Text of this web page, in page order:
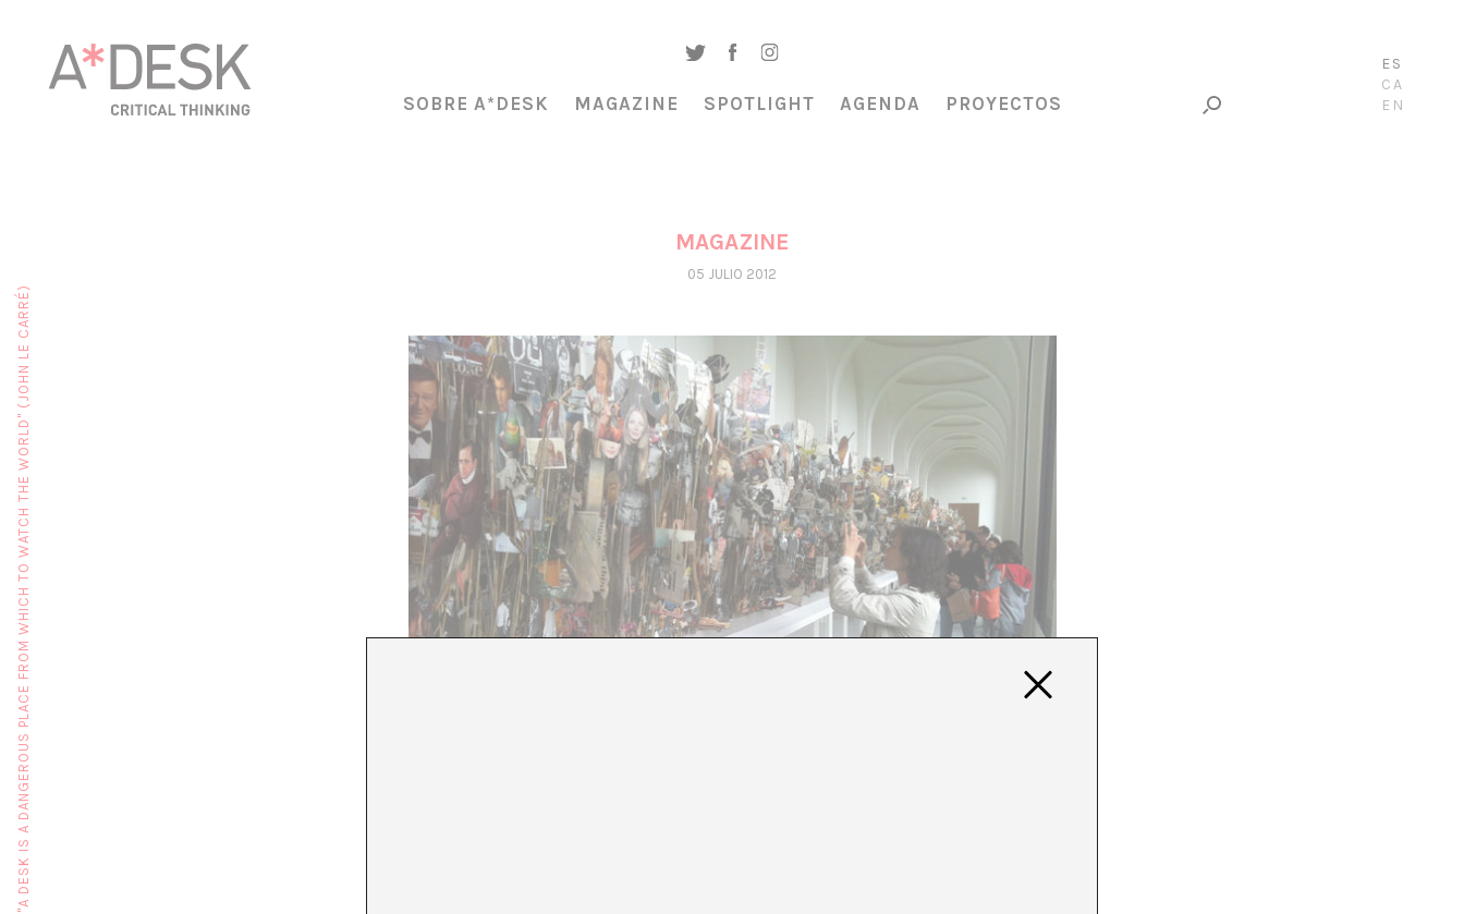
ES
CA
EN
SOBRE A*DESK MAGAZINE SPOTLIGHT AGENDA PROYECTOS
MAGAZINE
05 JULIO 2012
"A DESK IS A DANGEROUS PLACE FROM WHICH TO WATCH THE WORLD" (JOHN LE CARRÉ)